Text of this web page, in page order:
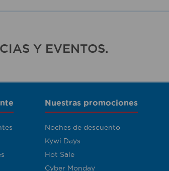
Y EVENTOS.
Nuestras promociones
Noches de descuento
Kywi Days
Hot Sale
Cyber Monday